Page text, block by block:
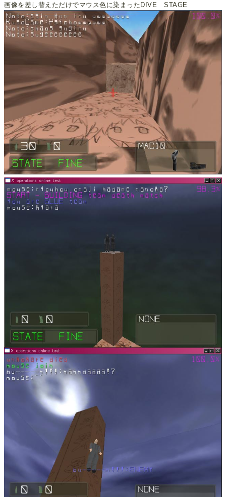
画像を差し替えただけでマウス色に染まったDIVE STAGE